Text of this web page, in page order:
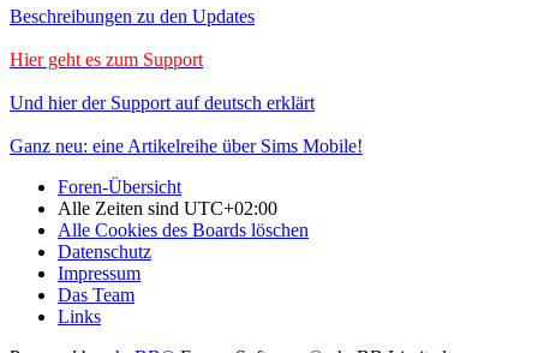
Beschreibungen zu den Updates
Hier geht es zum Support
Und hier der Support auf deutsch erklärt
Ganz neu: eine Artikelreihe über Sims Mobile!
Foren-Übersicht
Alle Zeiten sind UTC+02:00
Alle Cookies des Boards löschen
Datenschutz
Impressum
Das Team
Links